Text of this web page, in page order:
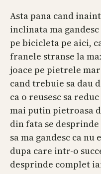
Asta pana cand
inclinata ma
pe bicicleta pe aici,
franele stranse la
joace pe pietrele
cand trebuie sa dau
ca o reusesc sa
mai putin pietroasa
din fata se
sa ma gandesc ca nu
dupa care intr-o
desprinde complet